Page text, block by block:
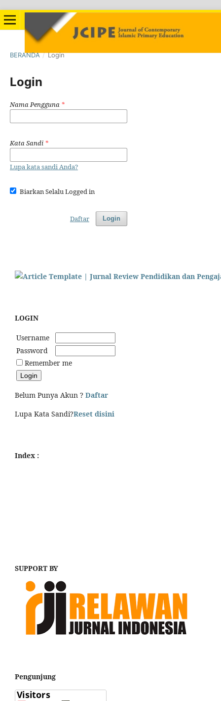
BERANDA / Login
Login
Nama Pengguna *
Kata Sandi *
Lupa kata sandi Anda?
Biarkan Selalu Logged in
Login
Daftar
LOGIN
Username
Password
Remember me
Belum Punya Akun ? Daftar
Lupa Kata Sandi?Reset disini
Index :
SUPPORT BY
Pengunjung